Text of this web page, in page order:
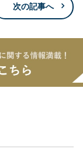
次の記事へ